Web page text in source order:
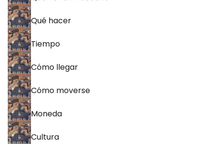
Qué hacer
Tiempo
Cómo llegar
Cómo moverse
Moneda
Cultura